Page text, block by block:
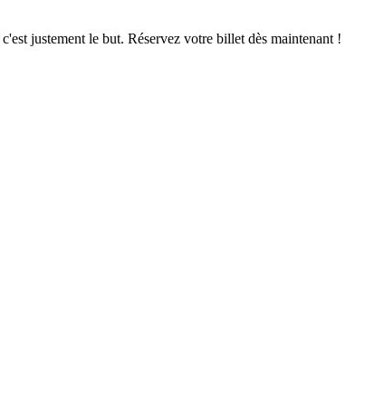
justement le but. Réservez votre billet dès maintenant !